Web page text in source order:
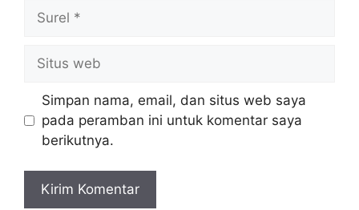
web
Simpan nama, email, dan situs web saya
pada peramban ini untuk komentar saya
berikutnya.